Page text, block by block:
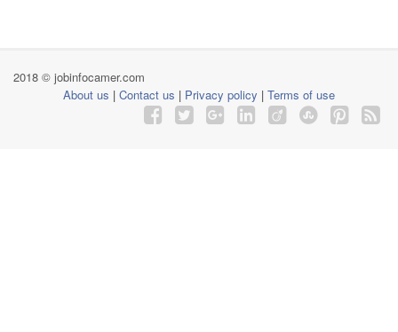
2018 © jobinfocamer.com
About us | Contact us | Privacy policy | Terms of use